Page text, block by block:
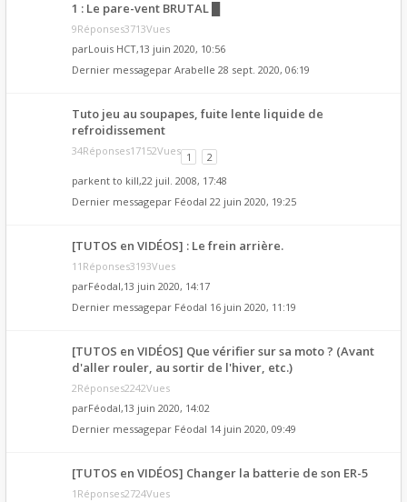
1 : Le pare-vent BRUTAL █
9Réponses3713Vues
parLouis HCT,13 juin 2020, 10:56
Dernier messagepar Arabelle 28 sept. 2020, 06:19
Tuto jeu au soupapes, fuite lente liquide de
refroidissement
34Réponses17152Vues 1
2
parkent to kill,22 juil. 2008, 17:48
Dernier messagepar Féodal 22 juin 2020, 19:25
[TUTOS en VIDÉOS] : Le frein arrière.
11Réponses3193Vues
parFéodal,13 juin 2020, 14:17
Dernier messagepar Féodal 16 juin 2020, 11:19
[TUTOS en VIDÉOS] Que vérifier sur sa moto ? (Avant
d'aller rouler, au sortir de l'hiver, etc.)
2Réponses2242Vues
parFéodal,13 juin 2020, 14:02
Dernier messagepar Féodal 14 juin 2020, 09:49
[TUTOS en VIDÉOS] Changer la batterie de son ER-5
1Réponses2724Vues